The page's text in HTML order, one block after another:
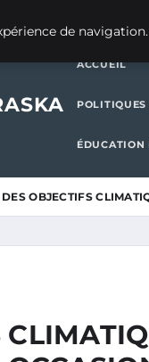
ACCUEIL
ÉDUCATION
DES OBJECTIFS
de